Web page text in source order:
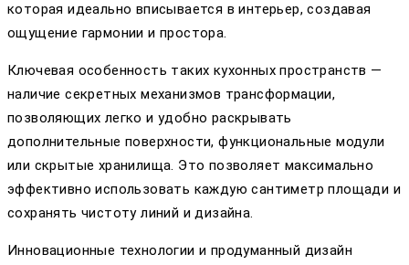
которая идеально вписывается в интерьер, создавая
ощущение гармонии и простора.
Ключевая особенность таких кухонных пространств —
наличие секретных механизмов трансформации,
позволяющих легко и удобно раскрывать
дополнительные поверхности, функциональные модули
или скрытые хранилища. Это позволяет максимально
эффективно использовать каждую сантиметр площади и
сохранять чистоту линий и дизайна.
Инновационные технологии и продуманный дизайн